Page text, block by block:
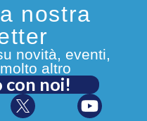
nostra
novità, eventi,
altro
con noi!